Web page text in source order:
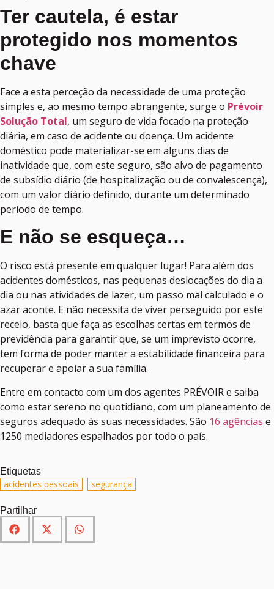
Ter cautela, é estar
protegido nos momentos
chave
Face a esta perceção da necessidade de uma proteção
simples e, ao mesmo tempo abrangente, surge o Prévoir
Solução Total, um seguro de vida focado na proteção
diária, em caso de acidente ou doença. Um acidente
doméstico pode materializar-se em alguns dias de
inatividade que, com este seguro, são alvo de pagamento
de subsídio diário (de hospitalização ou de convalescença),
com um valor diário definido, durante um determinado
período de tempo.
E não se esqueça…
O risco está presente em qualquer lugar! Para além dos
acidentes domésticos, nas pequenas deslocações do dia a
dia ou nas atividades de lazer, um passo mal calculado e o
azar aconte. E não necessita de viver perseguido por este
receio, basta que faça as escolhas certas em termos de
previdência para garantir que, se um imprevisto ocorre,
tem forma de poder manter a estabilidade financeira para
recuperar e apoiar a sua família.
Entre em contacto com um dos agentes PRÉVOIR e saiba
como estar sereno no quotidiano, com um planeamento de
seguros adequado às suas necessidades. São 16 agências e
1250 mediadores espalhados por todo o país.
Etiquetas
acidentes pessoais segurança
Partilhar